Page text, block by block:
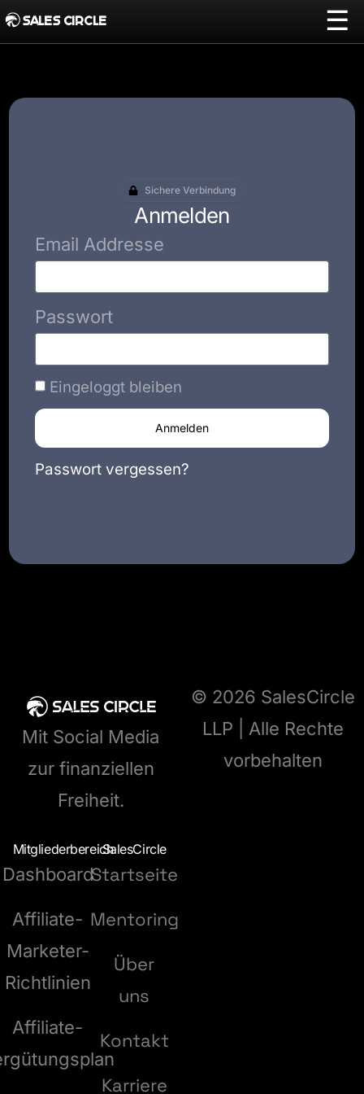
SALES CIRCLE ☰
Sichere Verbindung
Anmelden
Email Addresse
Passwort
Eingeloggt bleiben
Anmelden
Passwort vergessen?
Mit Social Media
zur finanziellen
Freiheit.
Mitgliederbereich
Dashboard
Affiliate-
Marketer-
Richtlinien
Affiliate-
SalesCircle
Startseite
Mentoring
Über
uns
Kontakt
Karriere
© 2026 SalesCircle
LLP | Alle Rechte
vorbehalten